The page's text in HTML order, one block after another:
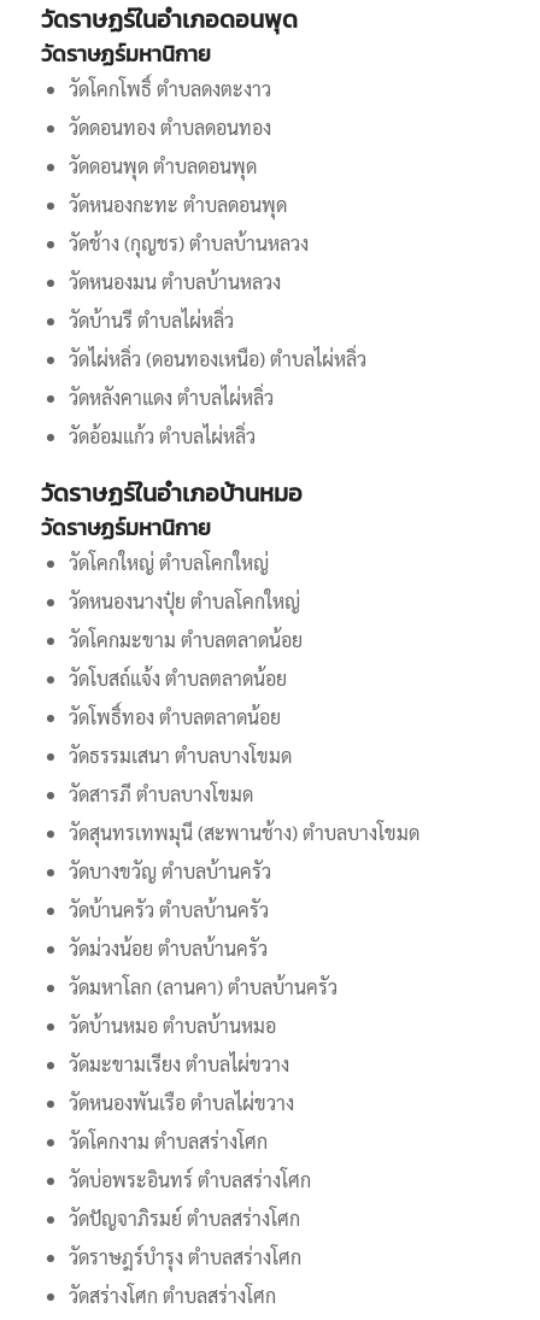
วัดราษฏร์ในอำเภอดอนพุด
วัดราษฏร์มหานิกาย
วัดโคกโพธิ์ ตำบลดงตะงาว
วัดดอนทอง ตำบลดอนทอง
วัดดอนพุด ตำบลดอนพุด
วัดหนองกะทะ ตำบลดอนพุด
วัดช้าง (กุญชร) ตำบลบ้านหลวง
วัดหนองมน ตำบลบ้านหลวง
วัดบ้านรี ตำบลไผ่หลิ่ว
วัดไผ่หลิ่ว (ดอนทองเหนือ) ตำบลไผ่หลิ่ว
วัดหลังคาแดง ตำบลไผ่หลิ่ว
วัดอ้อมแก้ว ตำบลไผ่หลิ่ว
วัดราษฏร์ในอำเภอบ้านหมอ
วัดราษฏร์มหานิกาย
วัดโคกใหญ่ ตำบลโคกใหญ่
วัดหนองนางปุ๋ย ตำบลโคกใหญ่
วัดโคกมะขาม ตำบลตลาดน้อย
วัดโบสถ์แจ้ง ตำบลตลาดน้อย
วัดโพธิ์ทอง ตำบลตลาดน้อย
วัดธรรมเสนา ตำบลบางโขมด
วัดสารภี ตำบลบางโขมด
วัดสุนทรเทพมุนี (สะพานช้าง) ตำบลบางโขมด
วัดบางขวัญ ตำบลบ้านครัว
วัดบ้านครัว ตำบลบ้านครัว
วัดม่วงน้อย ตำบลบ้านครัว
วัดมหาโลก (ลานคา) ตำบลบ้านครัว
วัดบ้านหมอ ตำบลบ้านหมอ
วัดมะขามเรียง ตำบลไผ่ขวาง
วัดหนองพันเรือ ตำบลไผ่ขวาง
วัดโคกงาม ตำบลสร่างโศก
วัดบ่อพระอินทร์ ตำบลสร่างโศก
วัดปัญจาภิรมย์ ตำบลสร่างโศก
วัดราษฎร์บำรุง ตำบลสร่างโศก
วัดสร่างโศก ตำบลสร่างโศก